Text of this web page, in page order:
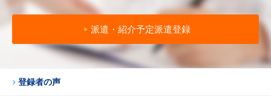
派遣・紹介予定派遣登録
登録者の声